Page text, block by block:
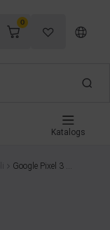
0
Katalogs
Google Pixel 3 XL